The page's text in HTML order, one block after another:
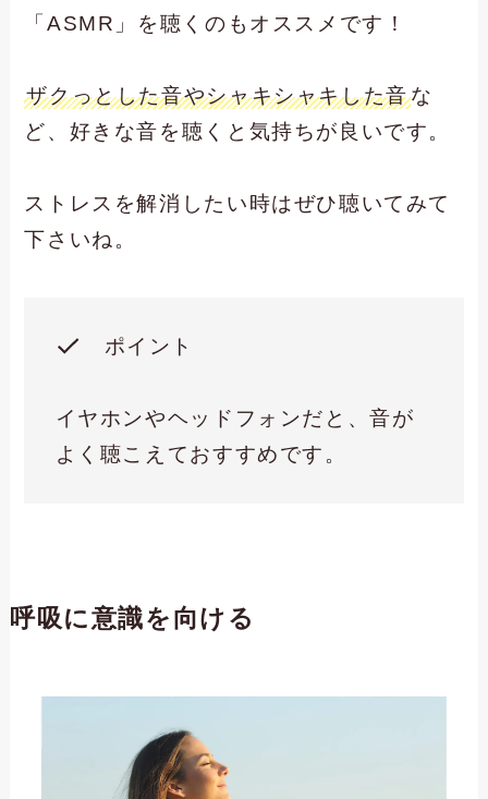
「ASMR」を聴くのもオススメです！
ザクっとした音やシャキシャキした音な
ど、好きな音を聴くと気持ちが良いです。
ストレスを解消したい時はぜひ聴いてみて
下さいね。
ポイント
イヤホンやヘッドフォンだと、音が
よく聴こえておすすめです。
呼吸に意識を向ける